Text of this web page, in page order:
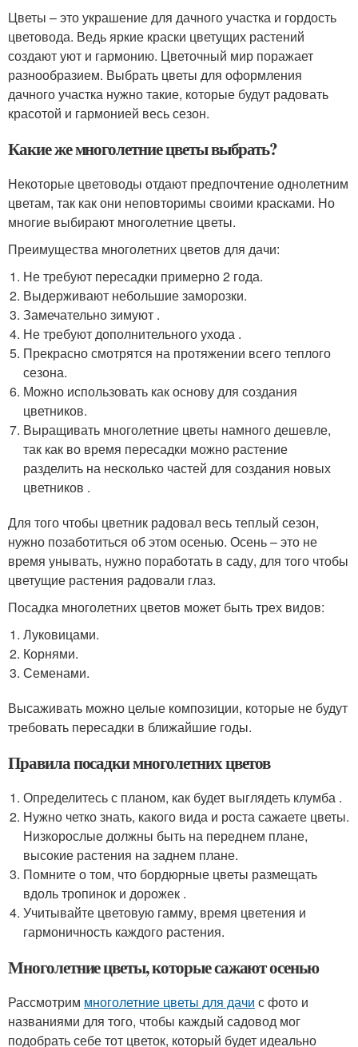
Цветы – это украшение для дачного участка и гордость
цветовода. Ведь яркие краски цветущих растений
создают уют и гармонию. Цветочный мир поражает
разнообразием. Выбрать цветы для оформления
дачного участка нужно такие, которые будут радовать
красотой и гармонией весь сезон.
Какие же многолетние цветы выбрать?
Некоторые цветоводы отдают предпочтение однолетним
цветам, так как они неповторимы своими красками. Но
многие выбирают многолетние цветы.
Преимущества многолетних цветов для дачи:
Не требуют пересадки примерно 2 года.
Выдерживают небольшие заморозки.
Замечательно зимуют .
Не требуют дополнительного ухода .
Прекрасно смотрятся на протяжении всего теплого
сезона.
Можно использовать как основу для создания
цветников.
Выращивать многолетние цветы намного дешевле,
так как во время пересадки можно растение
разделить на несколько частей для создания новых
цветников .
Для того чтобы цветник радовал весь теплый сезон,
нужно позаботиться об этом осенью. Осень – это не
время унывать, нужно поработать в саду, для того чтобы
цветущие растения радовали глаз.
Посадка многолетних цветов может быть трех видов:
Луковицами.
Корнями.
Семенами.
Высаживать можно целые композиции, которые не будут
требовать пересадки в ближайшие годы.
Правила посадки многолетних цветов
Определитесь с планом, как будет выглядеть клумба .
Нужно четко знать, какого вида и роста сажаете цветы.
Низкорослые должны быть на переднем плане,
высокие растения на заднем плане.
Помните о том, что бордюрные цветы размещать
вдоль тропинок и дорожек .
Учитывайте цветовую гамму, время цветения и
гармоничность каждого растения.
Многолетние цветы, которые сажают осенью
Рассмотрим многолетние цветы для дачи с фото и
названиями для того, чтобы каждый садовод мог
подобрать себе тот цветок, который будет идеально